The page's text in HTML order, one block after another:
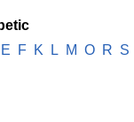
E F K L M O R S